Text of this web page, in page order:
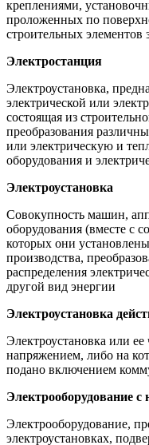
креплениями,
проложенных по
строительных
Электростанция
Электроустановка,
электрической или
состоящая из
преобразования
или электрическую и
оборудования и
Электроустановка
Совокупность машин,
оборудования (вместе с
которых они
производства,
распределения
другой вид энергии
Электроустановка
Электроустановка или ее
напряжением, либо на
подано включением
Электрооборудование
Электрооборудование,
электроустановках,